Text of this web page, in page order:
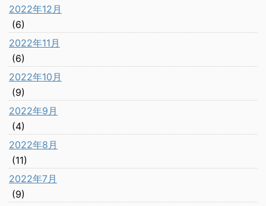
2022年12月
(6)
2022年11月
(6)
2022年10月
(9)
2022年9月
(4)
2022年8月
(11)
2022年7月
(9)